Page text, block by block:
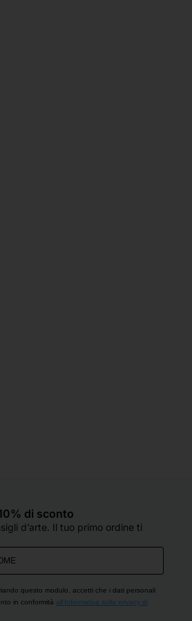
di sconto
d’arte. Il tuo primo ordine ti
questo modulo, accetti che i dati personali
in conformità all'Informativa sulla privacy di